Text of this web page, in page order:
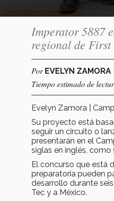
Imperator 5887
regional de First
Por EVELYN ZAMORA
Tiempo estimado de
Evelyn Zamora |
Su proyecto está
seguir un circuito o
presentarán en el
siglas en inglés, como
El concurso que está
preparatoria pueden
desarrollo durante
Tec y a México.